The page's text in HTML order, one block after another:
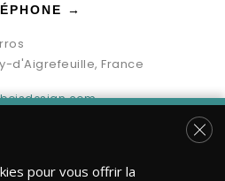
→
d'Aigrefeuille, France
pour vous offrir la